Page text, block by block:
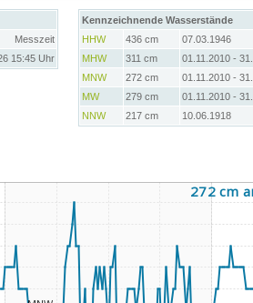
Messzeit
15:45 Uhr
Kennzeichnende Wasserstände
HHW
436 cm
07.03.1946
MHW
311 cm
01.11.2010 -
MNW
272 cm
01.11.2010 -
MW
279 cm
01.11.2010 -
NNW
217 cm 10.06.1918